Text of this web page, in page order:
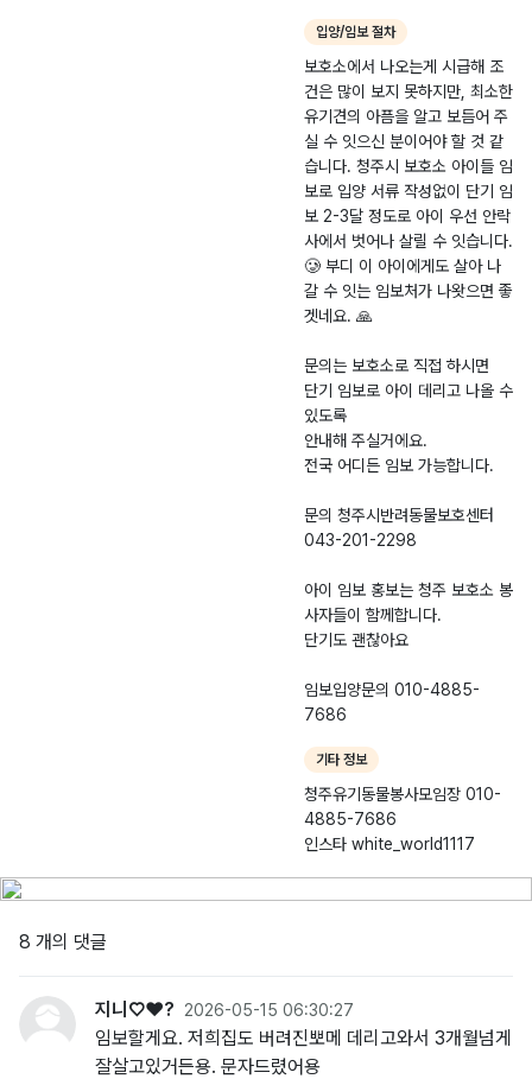
센터 043-201-
2298 📞 임보/입양
문의 청주유기동물봉
사모임장 010-
4885-7686 아이
들 임보 홍보는 청주
보호소 봉사자들이 함
께하고 있습니다. 단
기 임보도 정말 큰 도
움이 됩니다. 한 생명
을 살리는 일에 함께
해주세요. 🥲 #임보
보호 #청주시반려동
물보호센터 #유기견
사지말고입양하세요
입양/임보 절차
보호소에서 나오는게 시급해 조
건은 많이 보지 못하지만, 최소한
유기견의 아픔을 알고 보듬어 주
실 수 잇으신 분이어야 할 것 같
습니다. 청주시 보호소 아이들 임
보로 입양 서류 작성없이 단기 임
보 2-3달 정도로 아이 우선 안락
사에서 벗어나 살릴 수 잇습니다.
🥲 부디 이 아이에게도 살아 나
갈 수 잇는 임보처가 나왓으면 좋
겟네요. 🙏
문의는 보호소로 직접 하시면
단기 임보로 아이 데리고 나올 수
있도록
안내해 주실거에요.
전국 어디든 임보 가능합니다.
문의 청주시반려동물보호센터
043-201-2298
아이 임보 홍보는 청주 보호소 봉
사자들이 함께합니다.
단기도 괜찮아요
임보입양문의 010-4885-
기타 정보
청주유기동물봉사모임장 010-
4885-7686
인스타 white_world1117
8 개의 댓글
지니♡❤? 2026-05-15 06:30:27
임보할게요. 저희집도 버려진뽀메 데리고와서 3개월넘게
잘살고있거든용. 문자드렸어용